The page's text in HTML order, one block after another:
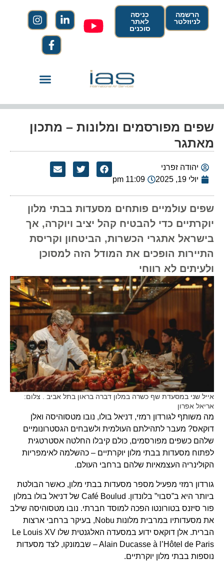
הרשמה
לניוזלטר
כניסה
לאתר
סוכנים
שפים מפורסמים ומלונות – מתכון
מאתגר
יהודה זפרני
יולי 19, 2025
11:09 pm
שפים עולמיים פותחים מסעדות בבתי מלון
יוקרתיים כדי להבטיח קהל יציב ויוקרה, אך
בישראל אתגרי הכשרות, הביטחון וקריסת
התיירות הופכים את המודל הזה למסוכן
ולעיתים לא רווחי
אייל שני במסעדת שף כשרה במלון דברה בראון בתל אביב . צלום:
אריאל אפרון
מה משותף לגורדון רמזי, דניאל בולו, נובו מטסוהיסה ואלן
דוקאס? מעבר לתהילתם העולמית ולשבחים הגסטרונומיים
שלהם כשפים מפורסמים, כולם קיבלו החלטה אסטרטגית
לפתוח מסעדות בבתי מלון יוקרתיים – כהשלמה לאימפריות
הקולינריה העצמאיות שלהם ברחבי העולם.
גורדון רמזי מפעיל מספר מסעדות בבתי מלון, כאשר הבולטת
ביותר היא ב”סבוי” בלונדון. Café Boulud של דניאל בולו במלון
פור סיזנס בטורונטו הפכה למוסד חברתי. נובו מטסוהיסה שילב
את מסעדותיו במרבית מלונות Nobu, בעיקר ברחבי ארצות
הברית. אלן דוקאס ידוע במסעדה האלגנטית שלו Le Louis XV
– Alain Ducasse à l’Hôtel de Paris שבמונקו, לצד מסעדות
נוספות בבתי מלון יוקרתיים.